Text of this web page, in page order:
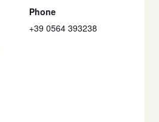
Phone
+39 0564 393238